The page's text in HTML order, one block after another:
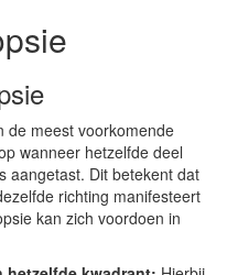
de meest voorkomende
wanneer hetzelfde deel
aangetast. Dit betekent dat
richting manifesteert
kan zich voordoen in